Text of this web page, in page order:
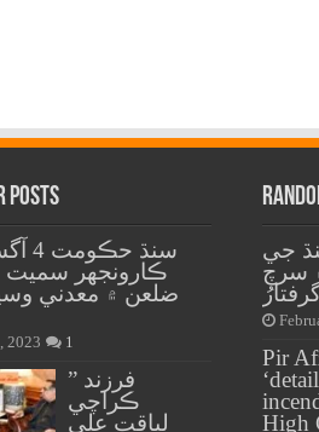
Posts
سنڌ
ڪارونجهر سميت
ضلعن ۾ معدني
2023 1
” فرزند
ڪراچي
لياقت علي
جي
سرچ
Pir
High